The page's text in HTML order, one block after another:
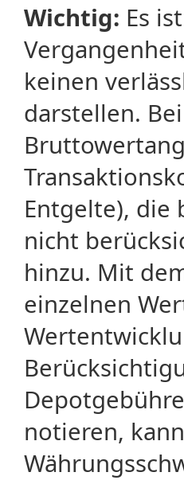
Wichtig: Es
keinen
darstellen.
Entgelte), die
nicht
hinzu. Mit
einzelnen
notieren,